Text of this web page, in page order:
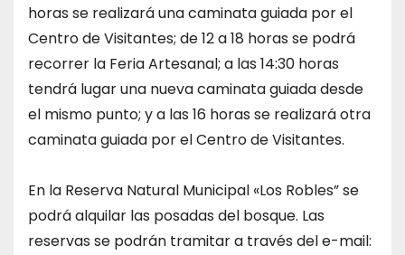
horas se realizará una caminata guiada por el
Centro de Visitantes; de 12 a 18 horas se podrá
recorrer la Feria Artesanal; a las 14:30 horas
tendrá lugar una nueva caminata guiada desde
el mismo punto; y a las 16 horas se realizará otra
caminata guiada por el Centro de Visitantes.
En la Reserva Natural Municipal «Los Robles” se
podrá alquilar las posadas del bosque. Las
reservas se podrán tramitar a través del e-mail: